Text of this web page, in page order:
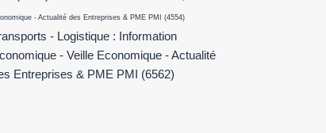
- Actualité des Entreprises & PME PMI (4554)
- Logistique : Information
- Veille Economique - Actualité
Entreprises & PME PMI
(6562)